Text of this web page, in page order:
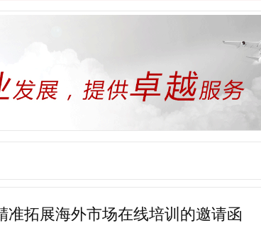
拓展海外市场在线培训的邀请函